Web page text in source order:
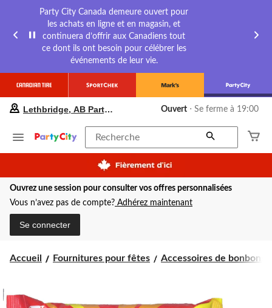
Party City Canada demeure ouvert pour
les achats en ligne et en magasin, et
continuera d’offrir aux Canadiens tout
ce dont ils ont besoin pour célébrer les
événements de leur vie.
préféré
Lethbridge,
Party
City,
courament
Ouvert,
cliquer
Lethbridge, AB Party City Ouvert ⋅ Se ferme à 19:00
Recherche
Ouvrez une session pour consulter vos offres personnalisées
Vous n’avez pas de compte? Adhérez maintenant
Se connecter
Accueil Fournitures pour fêtes Accessoires de bonbons